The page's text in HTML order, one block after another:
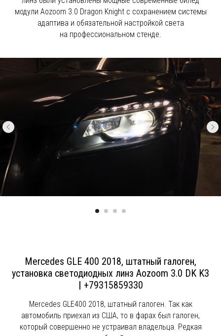
модули Aozoom 3.0 Dragon Knight с сохранением системы
адаптива и обязательной настройкой света
на профессиональном стенде.
Mercedes GLE 400 2018, штатный галоген,
установка светодиодных линз Aozoom 3.0 DK K3
| +79315859330
Mercedes GLE400 2018, штатный галоген. Так как
автомобиль приехал из США, то в фарах был галоген,
который совершенно не устраивал владельца. Редкая